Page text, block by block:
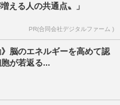
える人の共通点〟」
PR(合同会社デジタルファーム )
》脳のエネルギーを高めて認
が若返る...